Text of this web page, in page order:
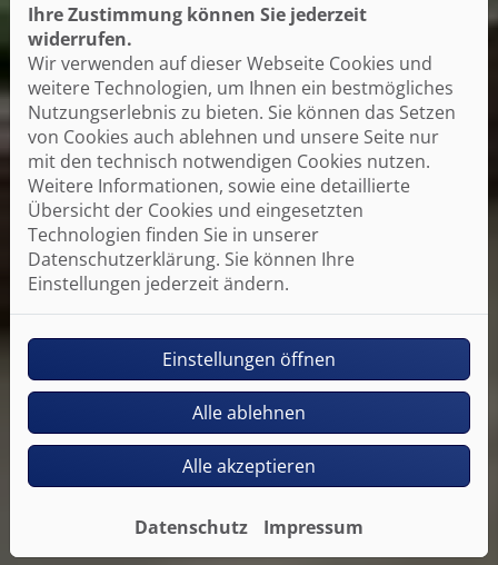
Ihre Zustimmung können Sie jederzeit
widerrufen.
Wir verwenden auf dieser Webseite Cookies und
weitere Technologien, um Ihnen ein bestmögliches
Nutzungserlebnis zu bieten. Sie können das Setzen
von Cookies auch ablehnen und unsere Seite nur
mit den technisch notwendigen Cookies nutzen.
Weitere Informationen, sowie eine detaillierte
Übersicht der Cookies und eingesetzten
Technologien finden Sie in unserer
Datenschutzerklärung. Sie können Ihre
Einstellungen jederzeit ändern.
Einstellungen öffnen
Alle ablehnen
Alle akzeptieren
Datenschutz Impressum